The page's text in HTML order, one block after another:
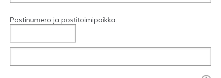
Postinumero ja postitoimipaikka: